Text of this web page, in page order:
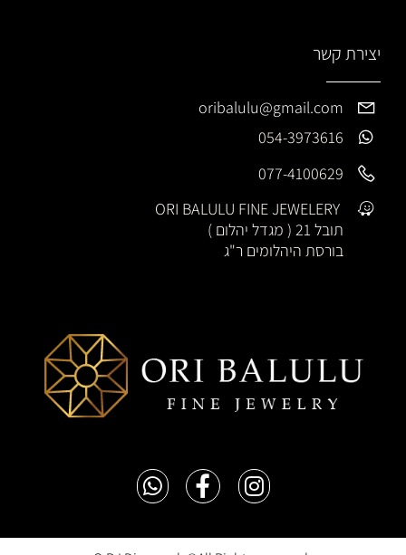
יצירת קשר
oribalulu@gmail.com
054-3973616
077-4100629
תובל 21 ( מגדל יהלום )
בורסת היהלומים ר"ג